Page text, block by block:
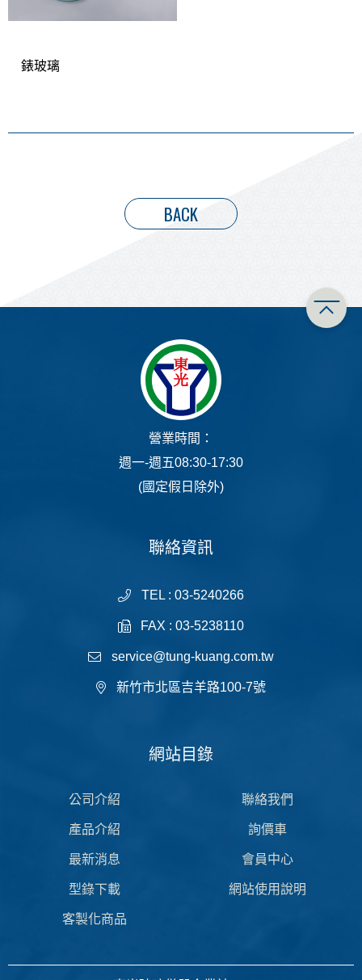
錶玻璃
BACK
營業時間：
週一-週五08:30-17:30
(國定假日除外)
聯絡資訊
TEL : 03-5240266
FAX : 03-5238110
service@tung-kuang.com.tw
新竹市北區吉羊路100-7號
網站目錄
公司介紹
產品介紹
最新消息
型錄下載
客製化商品
聯絡我們
詢價車
會員中心
網站使用說明